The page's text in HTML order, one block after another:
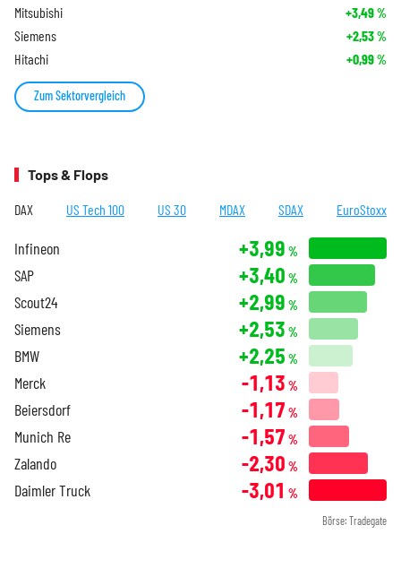
Mitsubishi +3,49%
Siemens +2,53%
Hitachi +0,99%
Zum Sektorvergleich
Tops & Flops
DAX US Tech 100 US 30 MDAX SDAX EuroStoxx
Infineon +3,99 %
SAP +3,40 %
Scout24 +2,99 %
Siemens +2,53 %
BMW +2,25 %
Merck -1,13 %
Beiersdorf -1,17 %
Munich Re -1,57 %
Zalando -2,30 %
Daimler Truck -3,01 %
Börse: Tradegate